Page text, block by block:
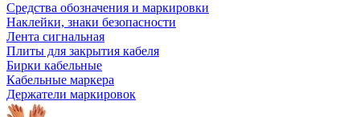
Средства обозначения и маркировки
Наклейки, знаки безопасности
Лента сигнальная
Плиты для закрытия кабеля
Бирки кабельные
Кабельные маркера
Держатели маркировок